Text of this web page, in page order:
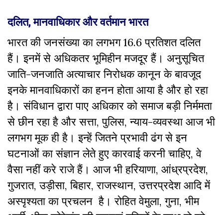
दलित, मानवाधिकार और वर्तमान भारत
भारत की जनसंख्या का लगभग 16.6 प्रतिशत दलित
हैं। इनमें से अधिकतर भूमिहीन मजदूर हैं। अनुसूचित
जाति-जनजाति अत्याचार निरोधक कानून के बावजूद
इनके मानवाधिकारों का हनन होता आया है और हो रहा
है। संविधान द्वारा पाए अधिकार को समाज बड़ी निर्ममता
से छीन रहा है और सत्ता, पुलिस, न्याय-व्यवस्था आज भी
लगभग मूक ही है। इन्हें जितने प्रभावी ढंग से इन
घटनाओं का संज्ञान लेते हुए कारवाई करनी चाहिए, वे
वैसा नहीं करे राजे हैं। आज भी हरियाणा, आंध्रप्रदेश,
गुजरात, उड़ीसा, बिहार, राजस्थान, उत्तरप्रदेश आदि में
अस्पृश्यता का प्रचलन है। रोहित वेमुला, गुना, भीम